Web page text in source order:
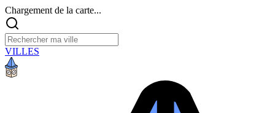
Chargement de la carte...
VILLES